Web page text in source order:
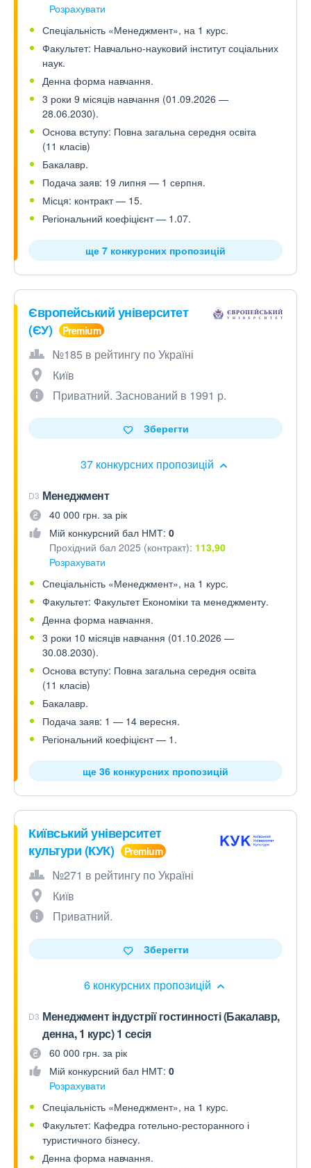
Розрахувати
Спеціальність «Менеджмент», на 1 курс.
Факультет: Навчально-науковий інститут соціальних
наук.
Денна форма навчання.
3 роки 9 місяців навчання (01.09.2026 —
28.06.2030).
Основа вступу: Повна загальна середня освіта
(11 класів)
Бакалавр.
Подача заяв: 19 липня — 1 серпня.
Місця: контракт — 15.
Регіональний коефіцієнт — 1.07.
ще 7 конкурсних пропозицій
Європейський університет
(ЄУ)
№185 в рейтингу по Україні
Київ
Приватний. Заснований в 1991 р.
37 конкурсних пропозицій
Зберегти
D3 Менеджмент
40 000 грн. за рік
Мій конкурсний бал НМТ: 0
Прохідний бал 2025 (контракт): 113,90
Розрахувати
Спеціальність «Менеджмент», на 1 курс.
Факультет: Факультет Економіки та менеджменту.
Денна форма навчання.
3 роки 10 місяців навчання (01.10.2026 —
30.08.2030).
Основа вступу: Повна загальна середня освіта
(11 класів)
Бакалавр.
Подача заяв: 1 — 14 вересня.
Регіональний коефіцієнт — 1.
ще 36 конкурсних пропозицій
Київський університет
культури (КУК)
№271 в рейтингу по Україні
Київ
Приватний.
6 конкурсних пропозицій
Зберегти
D3 Менеджмент індустрії гостинності (Бакалавр,
денна, 1 курс) 1 сесія
60 000 грн. за рік
Мій конкурсний бал НМТ: 0
Розрахувати
Спеціальність «Менеджмент», на 1 курс.
Факультет: Кафедра готельно-ресторанного і
туристичного бізнесу.
Денна форма навчання.